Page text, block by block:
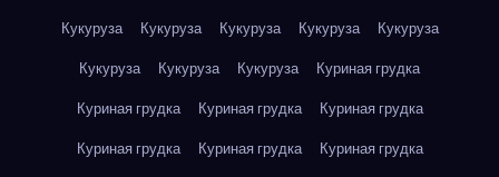
Кукуруза
Кукуруза Кукуруза Кукуруза
Кукуруза
Кукуруза
Кукуруза Кукуруза
Куриная грудка
Куриная грудка
Куриная грудка
Куриная грудка
Куриная грудка
Куриная грудка
Куриная грудка